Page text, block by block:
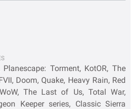
Torment, KotOR, The
Doom, Quake, Heavy Rain, Red
The Last of Us, Total War,
Keeper series, Classic Sierra